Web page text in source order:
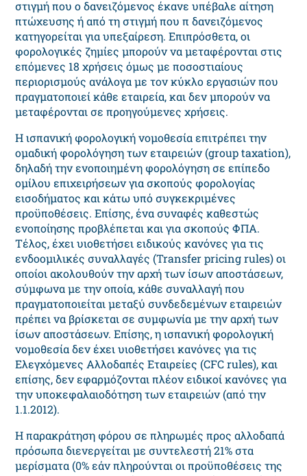
στιγμή που ο δανειζόμενος έκανε υπέβαλε αίτηση
πτώχευσης ή από τη στιγμή που π δανειζόμενος
κατηγορείται για υπεξαίρεση. Επιπρόσθετα, οι
φορολογικές ζημίες μπορούν να μεταφέρονται στις
επόμενες 18 χρήσεις όμως με ποσοστιαίους
περιορισμούς ανάλογα με τον κύκλο εργασιών που
πραγματοποιεί κάθε εταιρεία, και δεν μπορούν να
μεταφέρονται σε προηγούμενες χρήσεις.
Η ισπανική φορολογική νομοθεσία επιτρέπει την
ομαδική φορολόγηση των εταιρειών (group taxation),
δηλαδή την ενοποιημένη φορολόγηση σε επίπεδο
ομίλου επιχειρήσεων για σκοπούς φορολογίας
εισοδήματος και κάτω υπό συγκεκριμένες
προϋποθέσεις. Επίσης, ένα συναφές καθεστώς
ενοποίησης προβλέπεται και για σκοπούς ΦΠΑ.
Τέλος, έχει υιοθετήσει ειδικούς κανόνες για τις
ενδοομιλικές συναλλαγές (Transfer pricing rules) οι
οποίοι ακολουθούν την αρχή των ίσων αποστάσεων,
σύμφωνα με την οποία, κάθε συναλλαγή που
πραγματοποιείται μεταξύ συνδεδεμένων εταιρειών
πρέπει να βρίσκεται σε συμφωνία με την αρχή των
ίσων αποστάσεων. Επίσης, η ισπανική φορολογική
νομοθεσία δεν έχει υιοθετήσει κανόνες για τις
Ελεγχόμενες Αλλοδαπές Εταιρείες (CFC rules), και
επίσης, δεν εφαρμόζονται πλέον ειδικοί κανόνες για
την υποκεφαλαιοδότηση των εταιρειών (από την
1.1.2012).
Η παρακράτηση φόρου σε πληρωμές προς αλλοδαπά
πρόσωπα διενεργείται με συντελεστή 21% στα
μερίσματα (0% εάν πληρούνται οι προϋποθέσεις της